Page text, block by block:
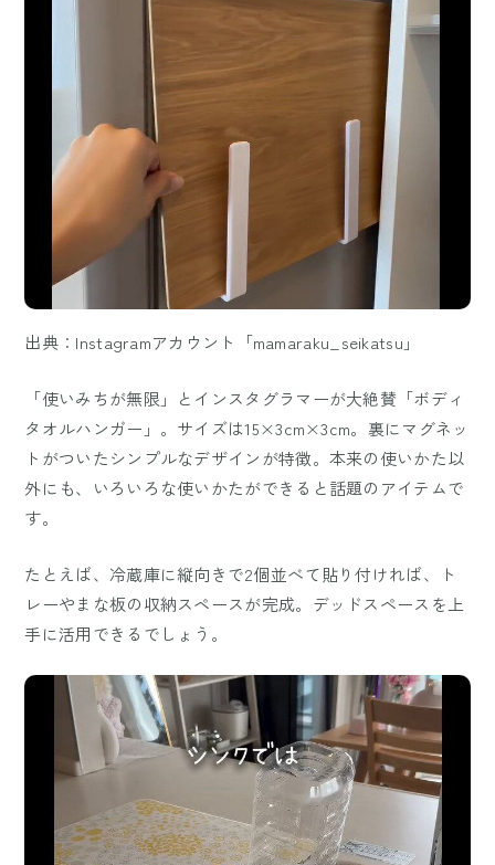
出典：Instagramアカウント「mamaraku_seikatsu」
「使いみちが無限」とインスタグラマーが大絶賛「ボディ
タオルハンガー」。サイズは15×3cm×3cm。裏にマグネッ
トがついたシンプルなデザインが特徴。本来の使いかた以
外にも、いろいろな使いかたができると話題のアイテムで
す。
たとえば、冷蔵庫に縦向きで2個並べて貼り付ければ、ト
レーやまな板の収納スペースが完成。デッドスペースを上
手に活用できるでしょう。